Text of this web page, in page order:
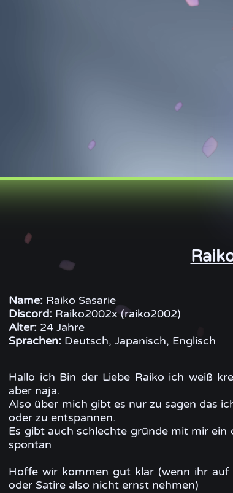
Name: Raiko Sasarie
Discord: Raiko2002x (raiko2002)
Alter: 24 Jahre
Sprachen: Deutsch, Japanisch, Englisch
Hallo ich Bin der Liebe Raiko ich weiß
aber naja.
Also über mich gibt es nur zu sagen das
oder zu entspannen.
Es gibt auch schlechte gründe mit mir
spontan
Hoffe wir kommen gut klar (wenn ihr
oder Satire also nicht ernst nehmen)